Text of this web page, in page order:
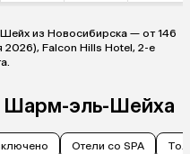
из Новосибирска — от 146
2026), Falcon Hills Hotel, 2-е
Шарм-эль-Шейха
Отели со SPA